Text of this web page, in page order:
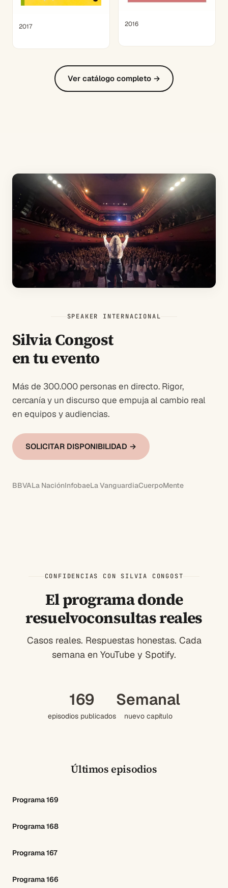
2017 2016
Ver catálogo completo →
SPEAKER INTERNACIONAL
Silvia Congost
en tu evento
Más de 300.000 personas en directo. Rigor,
cercanía y un discurso que empuja al cambio real
en equipos y audiencias.
SOLICITAR DISPONIBILIDAD →
BBVALa NaciónInfobaeLa VanguardiaCuerpoMente
CONFIDENCIAS CON SILVIA CONGOST
El programa donde
resuelvoconsultas reales
Casos reales. Respuestas honestas. Cada
semana en YouTube y Spotify.
169
episodios publicados
Semanal
nuevo capítulo
Últimos episodios
Programa 169
Programa 168
Programa 167
Programa 166